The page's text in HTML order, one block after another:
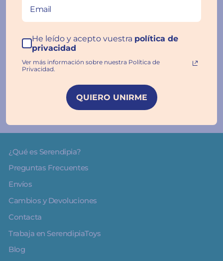
Precio
habitual
Precio
de
oferta
€9.95
¿Qué es Serendipia?
Preguntas Frecuentes
Envíos
Cambios y Devoluciones
Contacta
Trabaja en SerendipiaToys
Blog
He leído y acepto vuestra política de
privacidad
Ver más información sobre nuestra Política de
Privacidad.
QUIERO UNIRME